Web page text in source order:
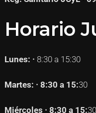
Horario
Lunes: · 8:30 a 15:30
Martes: · 8:30 a 15:30
Miércoles · 8:30 a 15:30